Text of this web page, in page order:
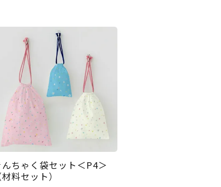
んちゃく袋セット＜P4＞
材料セット）